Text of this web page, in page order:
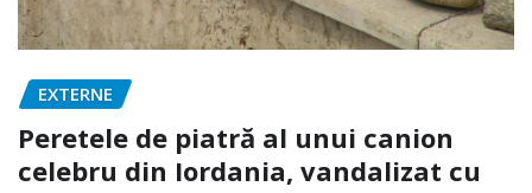
EXTERNE
Peretele de piatră al unui canion
celebru din Iordania, vandalizat cu